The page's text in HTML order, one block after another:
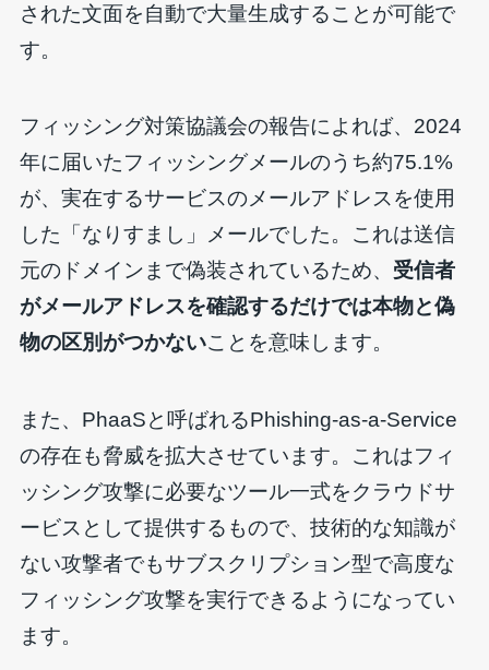
された文面を自動で大量生成することが可能で
す。
フィッシング対策協議会の報告によれば、2024
年に届いたフィッシングメールのうち約75.1%
が、実在するサービスのメールアドレスを使用
した「なりすまし」メールでした。これは送信
元のドメインまで偽装されているため、 受信者
がメールアドレスを確認するだけでは本物と偽
物の区別がつかないことを意味します。
また、PhaaSと呼ばれるPhishing-as-a-Service
の存在も脅威を拡大させています。これはフィ
ッシング攻撃に必要なツール一式をクラウドサ
ービスとして提供するもので、技術的な知識が
ない攻撃者でもサブスクリプション型で高度な
フィッシング攻撃を実行できるようになってい
ます。